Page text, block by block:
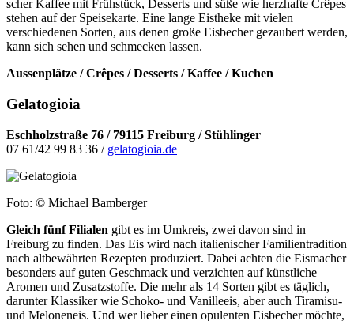
scher Kaffee mit Frühstück, Desserts und süße wie herzhafte Crêpes
stehen auf der Speisekarte. Eine lange Eistheke mit vielen
verschiedenen Sorten, aus denen große Eisbecher gezaubert werden,
kann sich sehen und schmecken lassen.
Aussenplätze / Crêpes / Desserts / Kaffee / Kuchen
Gelatogioia
Eschholzstraße 76 / 79115 Freiburg / Stühlinger
07 61/42 99 83 36 / gelatogioia.de
Foto: © Michael Bamberger
Gleich fünf Filialen gibt es im Umkreis, zwei davon sind in
Freiburg zu finden. Das Eis wird nach italienischer Familientradition
nach altbewährten Rezepten produziert. Dabei achten die Eismacher
besonders auf guten Geschmack und verzichten auf künstliche
Aromen und Zusatzstoffe. Die mehr als 14 Sorten gibt es täglich,
darunter Klassiker wie Schoko- und Vanilleeis, aber auch Tiramisu-
und Meloneneis. Und wer lieber einen opulenten Eisbecher möchte,